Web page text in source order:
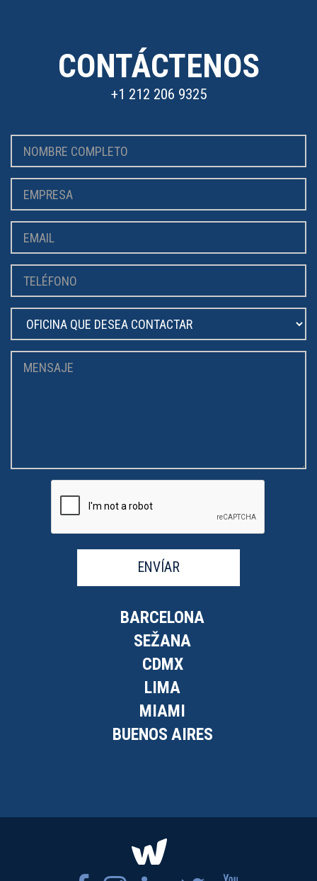
CONTÁCTENOS
+1 212 206 9325
ENVÍAR
BARCELONA
SEŽANA
CDMX
LIMA
MIAMI
BUENOS AIRES